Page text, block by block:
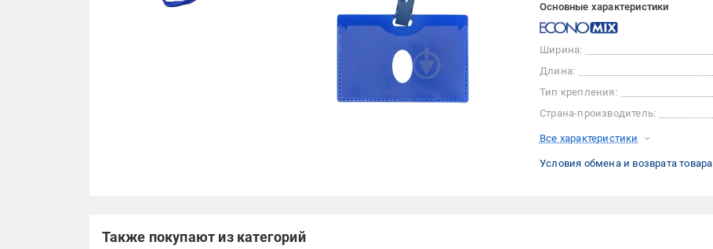
Основные характеристики
Ширина:
Длина:
Тип крепления:
Страна-производитель:
Все характеристики
Условия обмена и возврата товара
Также покупают из категорий